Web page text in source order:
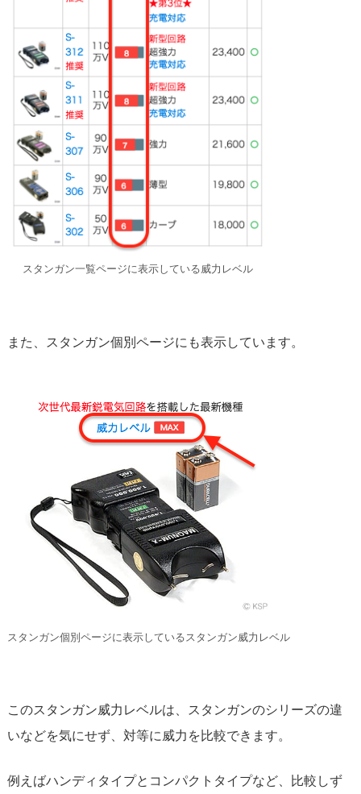
スタンガン一覧ページに表示している威力レベル
また、スタンガン個別ページにも表示しています。
スタンガン個別ページに表示しているスタンガン威力レベル
このスタンガン威力レベルは、スタンガンのシリーズの違
いなどを気にせず、対等に威力を比較できます。
例えばハンディタイプとコンパクトタイプなど、比較しず